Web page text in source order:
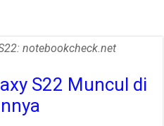
notebookcheck.net
S22 Muncul di